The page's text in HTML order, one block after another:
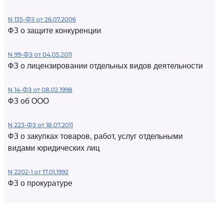
N 135-ФЗ от 26.07.2006
ФЗ о защите конкуренции
N 99-ФЗ от 04.05.2011
ФЗ о лицензировании отдельных видов деятельности
N 14-ФЗ от 08.02.1998
ФЗ об ООО
N 223-ФЗ от 18.07.2011
ФЗ о закупках товаров, работ, услуг отдельными
видами юридических лиц
N 2202-1 от 17.01.1992
ФЗ о прокуратуре